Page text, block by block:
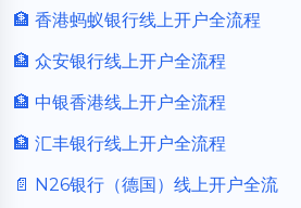
🏦 香港蚂蚁银行线上开户全流程
🏦 众安银行线上开户全流程
🏦 中银香港线上开户全流程
🏦 汇丰银行线上开户全流程
📄 N26银行（德国）线上开户全流